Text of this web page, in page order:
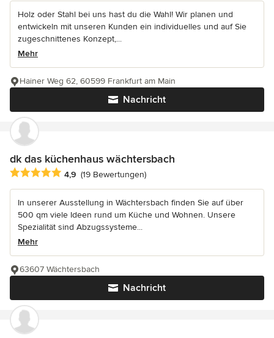
Holz oder Stahl bei uns hast du die Wahl! Wir planen und
entwickeln mit unseren Kunden ein individuelles und auf Sie
zugeschnittenes Konzept,...
Mehr
Nachricht
Hainer Weg 62, 60599 Frankfurt am Main
dk das küchenhaus wächtersbach
Durchschnittliche Bewertung: 4.9 von 5 Sternen
4,9 (19 Bewertungen)
In unserer Ausstellung in Wächtersbach finden Sie auf über
500 qm viele Ideen rund um Küche und Wohnen. Unsere
Spezialität sind Abzugssysteme...
Mehr
Nachricht
63607 Wächtersbach